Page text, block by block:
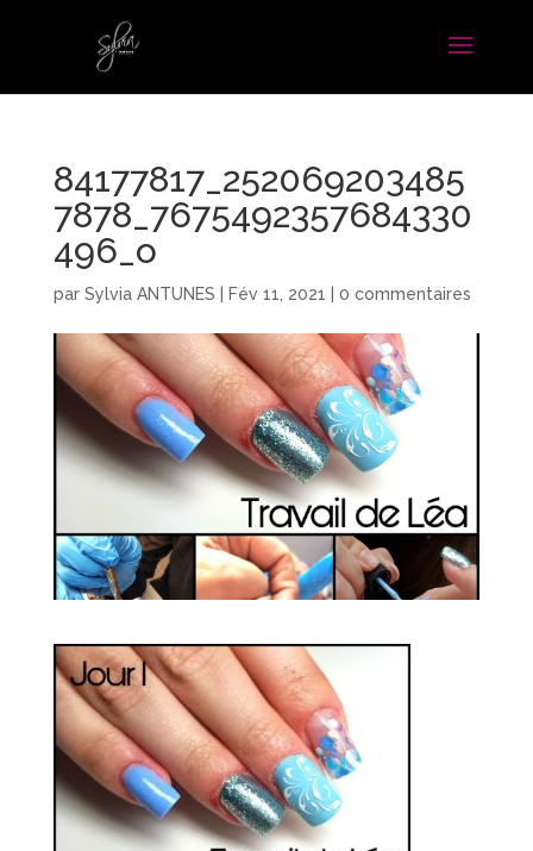
84177817_252069203485
7878_7675492357684330
496_o
par Sylvia ANTUNES Fév 11, 2021 0 commentaires